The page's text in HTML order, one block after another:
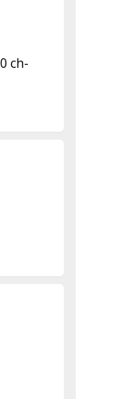
ch-